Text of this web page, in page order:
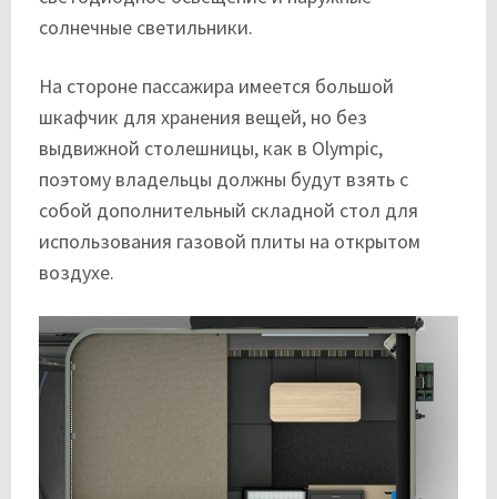
солнечные светильники.
На стороне пассажира имеется большой
шкафчик для хранения вещей, но без
выдвижной столешницы, как в Olympic,
поэтому владельцы должны будут взять с
собой дополнительный складной стол для
использования газовой плиты на открытом
воздухе.